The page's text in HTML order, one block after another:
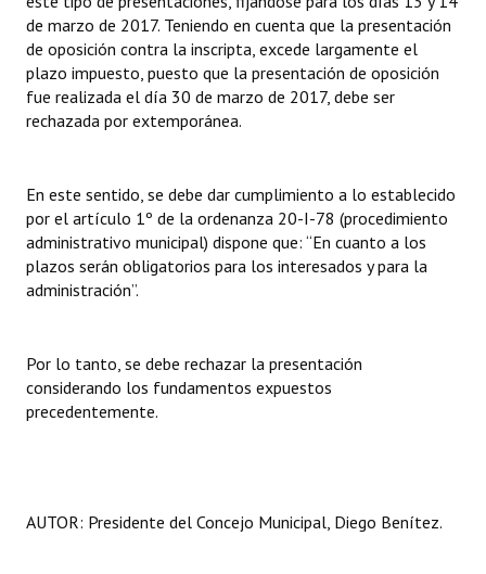
de marzo de 2017. Teniendo en cuenta que la presentación
de oposición contra la inscripta, excede largamente el
plazo impuesto, puesto que la presentación de oposición
fue realizada el día 30 de marzo de 2017, debe ser
rechazada por extemporánea.
En este sentido, se debe dar cumplimiento a lo establecido
por el artículo 1º de la ordenanza 20-I-78 (procedimiento
administrativo municipal) dispone que: “En cuanto a los
plazos serán obligatorios para los interesados y para la
administración”.
Por lo tanto, se debe rechazar la presentación
considerando los fundamentos expuestos
precedentemente.
AUTOR: Presidente del Concejo Municipal, Diego Benítez.